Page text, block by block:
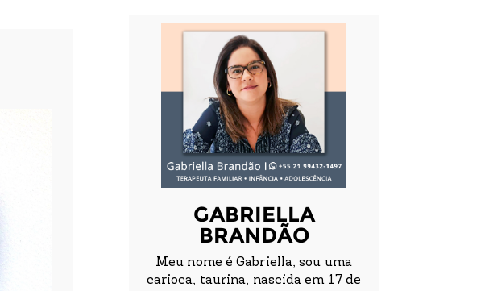
GABRIELLA
BRANDÃO
Meu nome é Gabriella, sou uma
carioca, taurina, nascida em 17 de